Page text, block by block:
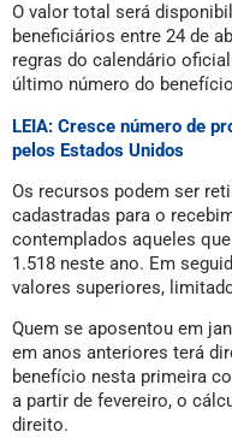
O valor total será
beneficiários entre 24 de
regras do calendário
último número do
LEIA: Cresce número de
pelos Estados Unidos
Os recursos podem ser
cadastradas para o
contemplados aqueles
1.518 neste ano. Em
valores superiores,
Quem se aposentou em
em anos anteriores terá
benefício nesta primeira
a partir de fevereiro, o
direito.